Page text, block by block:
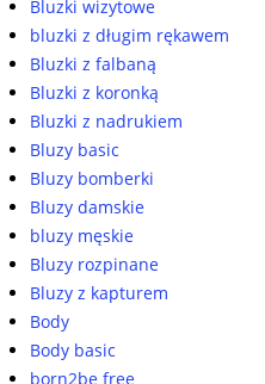
Bluzki wizytowe
bluzki z długim rękawem
Bluzki z falbaną
Bluzki z koronką
Bluzki z nadrukiem
Bluzy basic
Bluzy bomberki
Bluzy damskie
bluzy męskie
Bluzy rozpinane
Bluzy z kapturem
Body
Body basic
born2be free